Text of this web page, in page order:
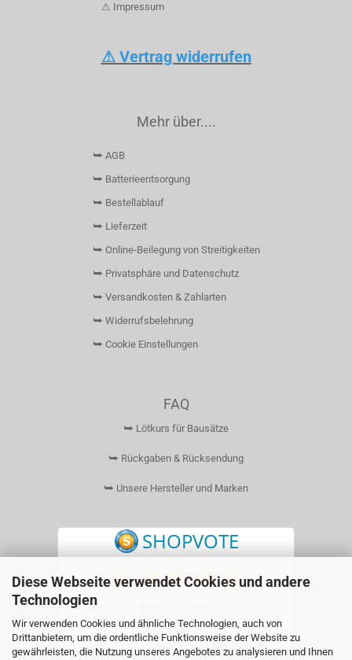
Diese Webseite verwendet Cookies und andere
Technologien
Wir verwenden Cookies und ähnliche Technologien, auch von
Drittanbietern, um die ordentliche Funktionsweise der Website zu
gewährleisten, die Nutzung unseres Angebotes zu analysieren und Ihnen
⚠ Impressum
⚠ Vertrag widerrufen
Mehr über....
⮩ AGB
⮩ Batterieentsorgung
⮩ Bestellablauf
⮩ Lieferzeit
⮩ Online-Beilegung von Streitigkeiten
⮩ Privatsphäre und Datenschutz
⮩ Versandkosten & Zahlarten
⮩ Widerrufsbelehrung
⮩ Cookie Einstellungen
FAQ
⮩ Lötkurs für Bausätze
⮩ Rückgaben & Rücksendung
⮩ Unsere Hersteller und Marken